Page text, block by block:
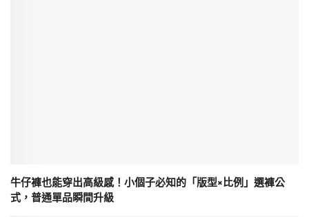
牛仔褲也能穿出高級感！小個子必知的「版型×比例」選褲公
式，普通單品瞬間升級